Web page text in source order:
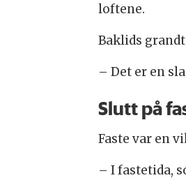
loftene.
Baklids
– Det er en
Slutt på
Faste var en
– I fastetida,